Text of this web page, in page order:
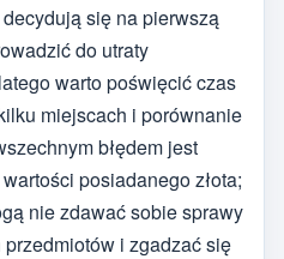
się na pierwszą
do utraty
warto poświęcić czas
miejscach i porównanie
błędem jest
posiadanego złota;
nie zdawać sobie sprawy
i zgadzać się